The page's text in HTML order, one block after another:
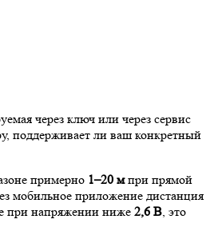
через ключ или через сервис
поддерживает ли ваш конкретный
примерно 1–20 мпри прямой
мобильное приложение дистанция
при напряжении ниже 2,6 В, это